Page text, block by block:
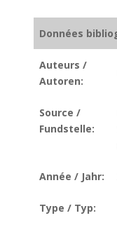
Données
Auteurs /
Autoren:
Source /
Fundstelle:
Année / Jahr:
Type / Typ: